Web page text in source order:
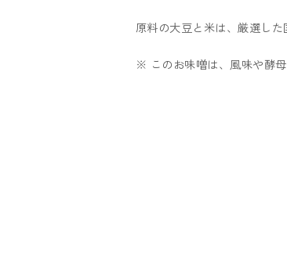
原料の大豆と米は、厳選した
※ このお味噌は、風味や酵